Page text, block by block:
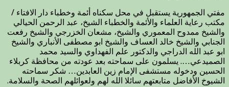
الجمهورية
يستقبل
في
محل
سكناه
أئمة
وخطباء
دار
مفتي الجمهورية يستقبل في محل سكناه أئمة وخطباء دار الافتاء /
مكتب رعاية العلماء والأئمة والخطباء الشيخ، عبد الرحمن الحيالي
والشيخ ممدوح المعموري والشيخ، مشعان الخزرجي والشيخ رفعت
الجنابي والشيخ خالد العساف والشيخ ابو مصطفى الأنباري والشيخ
ابو عبد الله الدراجي والدكتور علم الفهداوي والسيد محمد
الصميدعي…. يسلمون على سماحته بعد عودته من محافظة كربلاء
الحسين ودخوله مستشفى الإمام زين العابدين… شكر سماحته
الشيوخ الأفاضل متابعتهم سائلا الله لهم ولعوائلهم الصحة والسلامة.